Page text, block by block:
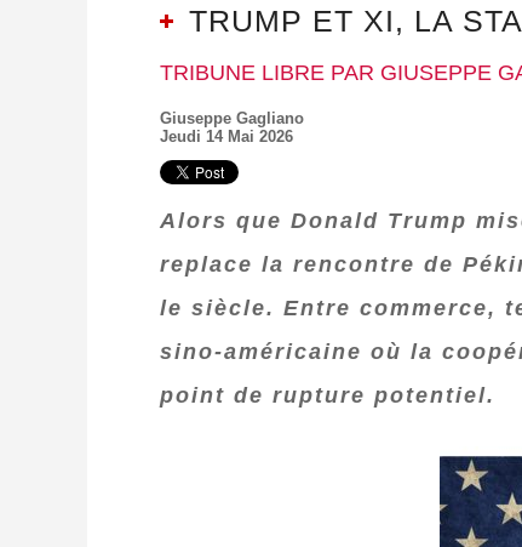
TRUMP ET XI, LA
TRIBUNE LIBRE PAR GIUSEPPE
Giuseppe Gagliano
Jeudi 14 Mai 2026
Alors que Donald Trump
replace la rencontre de
le siècle. Entre commerce,
sino‑américaine où la
point de rupture potentiel.